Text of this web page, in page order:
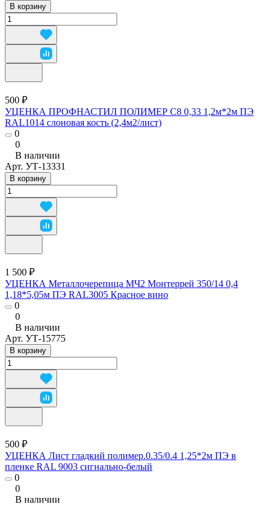
В корзину
500 ₽
УЦЕНКА ПРОФНАСТИЛ ПОЛИМЕР С8 0,33 1,2м*2м ПЭ
RAL1014 слоновая кость (2,4м2/лист)
0
0
В наличии
Арт. УТ-13331
В корзину
1 500 ₽
УЦЕНКА Металлочерепица МЧ2 Монтеррей 350/14 0,4
1,18*5,05м ПЭ RAL3005 Красное вино
0
0
В наличии
Арт. УТ-15775
В корзину
500 ₽
УЦЕНКА Лист гладкий полимер.0.35/0.4 1,25*2м ПЭ в
пленке RAL 9003 сигнально-белый
0
0
В наличии